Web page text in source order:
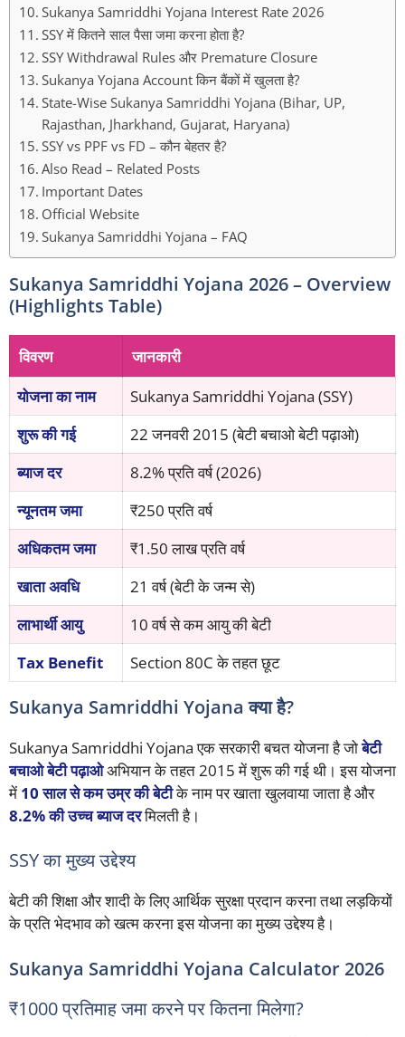
Sukanya Samriddhi Yojana Interest Rate 2026
SSY में कितने साल पैसा जमा करना होता है?
SSY Withdrawal Rules और Premature Closure
Sukanya Yojana Account किन बैंकों में खुलता है?
State-Wise Sukanya Samriddhi Yojana (Bihar, UP,
Rajasthan, Jharkhand, Gujarat, Haryana)
SSY vs PPF vs FD – कौन बेहतर है?
Also Read – Related Posts
Important Dates
Official Website
Sukanya Samriddhi Yojana – FAQ
Sukanya Samriddhi Yojana 2026 – Overview
(Highlights Table)
विवरण
जानकारी
योजना का नाम
Sukanya Samriddhi Yojana (SSY)
शुरू की गई
22 जनवरी 2015 (बेटी बचाओ बेटी पढ़ाओ)
ब्याज दर
8.2% प्रति वर्ष (2026)
न्यूनतम जमा
₹250 प्रति वर्ष
अधिकतम जमा
₹1.50 लाख प्रति वर्ष
खाता अवधि
21 वर्ष (बेटी के जन्म से)
लाभार्थी आयु
10 वर्ष से कम आयु की बेटी
Tax Benefit
Section 80C के तहत छूट
Sukanya Samriddhi Yojana क्या है?
Sukanya Samriddhi Yojana एक सरकारी बचत योजना है जोबेटी
बचाओ बेटी पढ़ाओअभियान के तहत 2015 में शुरू की गई थी। इस योजना
में 10 साल से कम उम्र की बेटीके नाम पर खाता खुलवाया जाता है और
8.2% की उच्च ब्याज दरमिलती है।
SSY का मुख्य उद्देश्य
बेटी की शिक्षा और शादी के लिए आर्थिक सुरक्षा प्रदान करना तथा लड़कियों
के प्रति भेदभाव को खत्म करना इस योजना का मुख्य उद्देश्य है।
Sukanya Samriddhi Yojana Calculator 2026
₹1000 प्रतिमाह जमा करने पर कितना मिलेगा?